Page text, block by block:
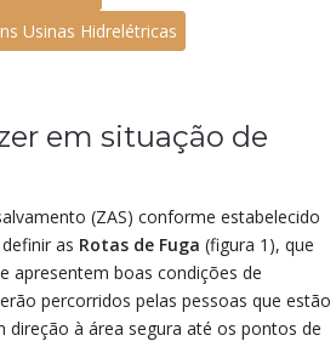
Usinas Hidrelétricas
em situação de
(ZAS) conforme estabelecido
as Rotas de Fuga (figura 1), que
apresentem boas condições de
percorridos pelas pessoas que estão
direção à área segura até os pontos de